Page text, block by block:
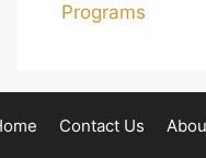
Programs
Contact Us